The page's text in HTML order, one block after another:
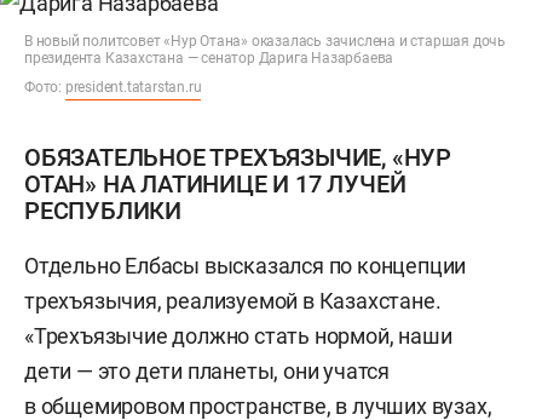
В новый политсовет «Нур Отана» оказалась зачислена и старшая дочь
президента Казахстана — сенатор Дарига Назарбаева
Фото: president.tatarstan.ru
ОБЯЗАТЕЛЬНОЕ ТРЕХЪЯЗЫЧИЕ, «НУР
ОТАН» НА ЛАТИНИЦЕ И 17 ЛУЧЕЙ
РЕСПУБЛИКИ
Отдельно Елбасы высказался по концепции
трехъязычия, реализуемой в Казахстане.
«Трехъязычие должно стать нормой, наши
дети — это дети планеты, они учатся
в общемировом пространстве, в лучших вузах,